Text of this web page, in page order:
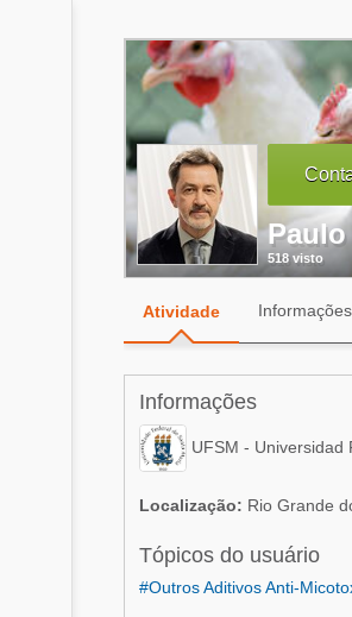
Comunidades em Português
Micotoxinas
Suinocultura
Pecuária de corte
Pecuária de leite
Comunidades em Inglês
Acuacultura
Micotoxinas
Suinocultura
Comunidades em Espanhol
Agricultura
Alimentos - Rações
Avicultura
518 visto
Atividade Informações
Informações
UFSM - Universidad
Localização: Rio Grande
Tópicos do usuário
#Outros Aditivos Anti-